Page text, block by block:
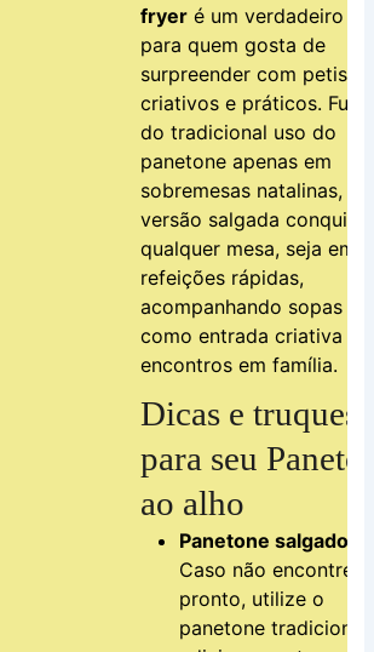
fryer é um verdadeiro
para quem gosta de
surpreender com
criativos e práticos.
do tradicional uso do
panetone apenas em
sobremesas natalinas,
versão salgada
qualquer mesa, seja em
refeições rápidas,
acompanhando sopas
como entrada criativa
encontros em família.
Dicas e truques
para seu
ao alho
Panetone salgado:
Caso não encontre
pronto, utilize o
panetone tradicional